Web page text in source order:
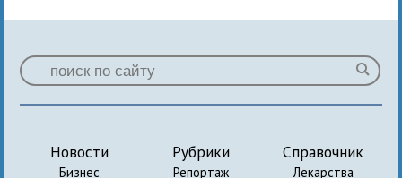
Новости
Бизнес
Рубрики
Репортаж
Справочник
Лекарства